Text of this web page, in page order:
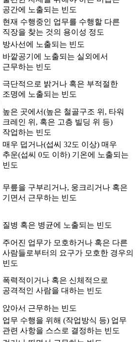
공간에 노출되는 빈도
현재 수행중인 업무를 수행할 다른
직장을 찾는 것의 용이성 정도
방사선에 노출되는 빈도
바깥공기에 노출되는 실외에서
근무하는 빈도
극단적으로 밝거나 혹은 부적절한
조명에 노출되는 빈도
높은 곳에서(높은 철골구조 위, 타워
크레인 위, 혹은 고층 빌딩 위 등)
작업하는 빈도
매우 덥거나(섭씨 32도 이상) 매우
추운(섭씨 0도 이하) 기온에 노출되는
빈도
무릎을 구부리거나, 웅크리거나 혹은
기면서 근무하는 빈도
질병 혹은 병균에 노출되는 빈도
주어진 업무가 모호하거나 혹은 다른
사람들로부터의 요구가 모호한 경우의
빈도
폭력적이거나 혹은 신체적으로
공격적인 사람을 대하는 빈도
앉아서 근무하는 빈도
업무 수행을 위해 (작업방식 등) 업무
관련 사항을 스스로 결정하는 빈도